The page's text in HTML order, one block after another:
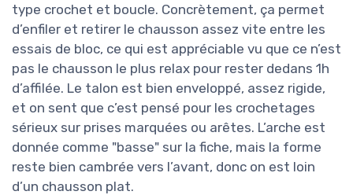
type crochet et boucle. Concrètement, ça permet
d’enfiler et retirer le chausson assez vite entre les
essais de bloc, ce qui est appréciable vu que ce n’est
pas le chausson le plus relax pour rester dedans 1h
d’affilée. Le talon est bien enveloppé, assez rigide,
et on sent que c’est pensé pour les crochetages
sérieux sur prises marquées ou arêtes. L’arche est
donnée comme "basse" sur la fiche, mais la forme
reste bien cambrée vers l’avant, donc on est loin
d’un chausson plat.